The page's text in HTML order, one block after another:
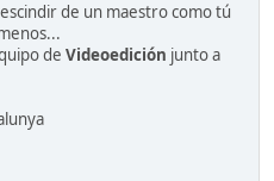
de un maestro como tú
de Videoedición junto a